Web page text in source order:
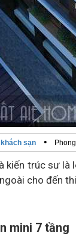
sạn •
kiến trúc sư
cho đến
mini 7 tầng